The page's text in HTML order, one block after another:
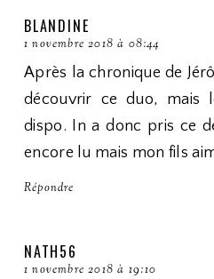
BLANDINE
1 novembre 2018 à 08:44
Après la chronique de
découvrir ce duo, mais
dispo. In a donc pris ce
encore lu mais mon fils
Répondre
NATH56
1 novembre 2018 à 19:10